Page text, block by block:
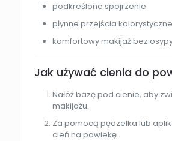
podkreślone spojrzenie
płynne przejścia kolorystyczne
komfortowy makijaż bez
Jak używać cienia do
Nałóż bazę pod cienie, aby
makijażu.
Za pomocą pędzelka lub
cień na powiekę.